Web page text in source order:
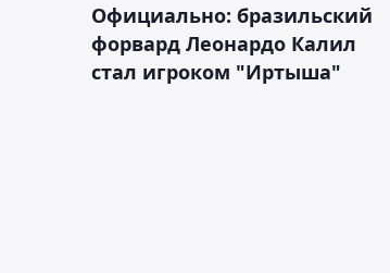
Официально: бразильский
форвард Леонардо Калил
стал игроком "Иртыша"